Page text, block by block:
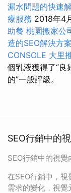
漏水問題的快速
療服務 2018年4
助餐 桃園搬家公
造的SEO解決方案
CONSOLE 大里
個乳液獲得了“良
的”一般評級。
SEO行銷中的
SEO行銷中的視
在SEO行銷中，
需求的變化，視覺